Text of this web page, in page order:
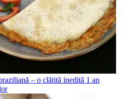
– o clătită inedită 1 an